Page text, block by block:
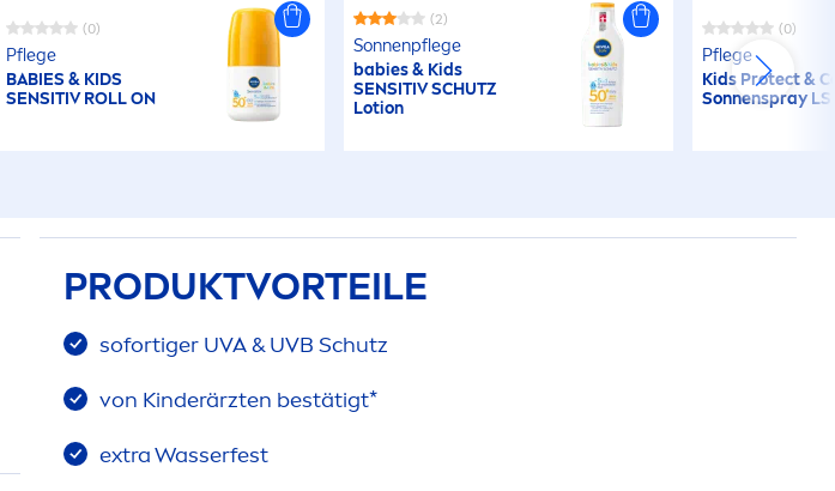
(0)
Pflege
BABIES & KIDS
SENSITIV ROLL ON
(2)
Sonnenpflege
babies & Kids
SENSITIV SCHUTZ
Lotion
(0)
Pflege
Kids Protect&
Sonnenspray
PRODUKTVORTEILE
sofortiger UVA & UVB Schutz
von Kinderärzten bestätigt*
extra Wasserfest